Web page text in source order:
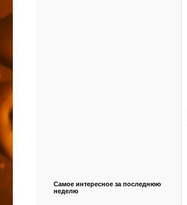
Самое интересное за последнюю
неделю